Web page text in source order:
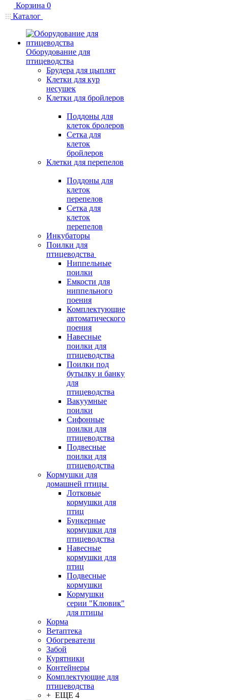
Корзина 0
Каталог
Оборудование для
птицеводства
Брудера для цыплят
Клетки для кур
несушек
Клетки для бройлеров
Поддоны для
клеток бролеров
Сетка для
клеток
бройлеров
Клетки для перепелов
Поддоны для
клеток
перепелов
Сетка для
клеток
перепелов
Инкубаторы
Поилки для
птицеводства
Ниппельные
поилки
Емкости для
ниппельного
поения
Комплектующие
автоматического
поения
Навесные
поилки для
птицеводства
Поилки под
бутылку и банку
для
птицеводства
Вакуумные
поилки
Сифонные
поилки для
птицеводства
Подвесные
поилки для
птицеводства
Кормушки для
домашней птицы
Лотковые
кормушки для
птиц
Бункерные
кормушки для
птицеводства
Навесные
кормушки для
птиц
Подвесные
кормушки
Кормушки
серии "Клювик"
для птицы
Корма
Ветаптека
Обогреватели
Забой
Курятники
Контейнеры
Комплектующие для
птицеводства
+ ЕЩЕ 4